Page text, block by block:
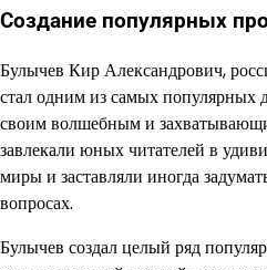
Создание популярных
Булычев Кир Александрович,
стал одним из самых популярных
своим волшебным и
завлекали юных читателей в
миры и заставляли иногда
вопросах.
Булычев создал целый ряд